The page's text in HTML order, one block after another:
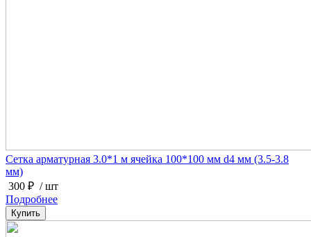
Сетка арматурная 3.0*1 м ячейка 100*100 мм d4 мм (3.5-3.8
мм)
300 ₽ / шт
Подробнее